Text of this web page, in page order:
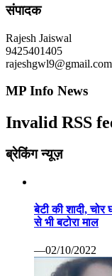
संपादक
Rajesh Jaiswal
9425401405
rajeshgwl9@gmail.com
MP Info News
Invalid RSS
ब्रेकिंग न्यूज़
बेटी की शादी,
से भी बटोरा माल
—02/10/2022